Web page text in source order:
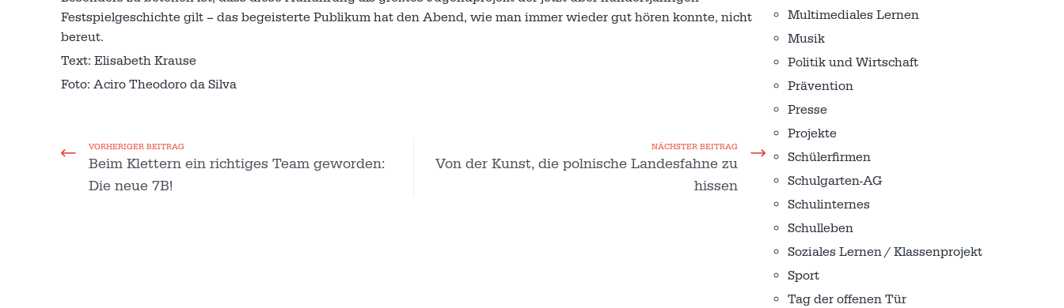
Festspielgeschichte gilt – das begeisterte Publikum hat den Abend, wie man immer wieder gut hören konnte, nicht
bereut.
Text: Elisabeth Krause
Foto: Aciro Theodoro da Silva
VORHERIGER BEITRAG
Beim Klettern ein richtiges Team geworden:
Die neue 7B!
NÄCHSTER BEITRAG
Von der Kunst, die polnische Landesfahne zu
hissen
Multimediales Lernen
Musik
Politik und Wirtschaft
Prävention
Presse
Projekte
Schülerfirmen
Schulgarten-AG
Schulinternes
Schulleben
Soziales Lernen / Klassenprojekt
Sport
Tag der offenen Tür